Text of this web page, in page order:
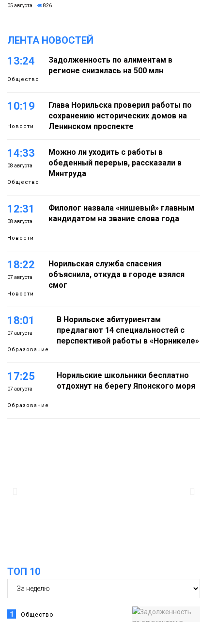
05 августа 826
ЛЕНТА НОВОСТЕЙ
13:24
Общество
Задолженность по алиментам в
регионе снизилась на 500 млн
10:19
Новости
Глава Норильска проверил работы по
сохранению исторических домов на
Ленинском проспекте
14:33
08 августа
Общество
Можно ли уходить с работы в
обеденный перерыв, рассказали в
Минтруда
12:31
08 августа
Новости
Филолог назвала «нишевый» главным
кандидатом на звание слова года
18:22
07 августа
Новости
Норильская служба спасения
объяснила, откуда в городе взялся
смог
18:01
07 августа
Образование
В Норильске абитуриентам
предлагают 14 специальностей с
перспективой работы в «Норникеле»
17:25
07 августа
Образование
Норильские школьники бесплатно
отдохнут на берегу Японского моря
Спорт
ТОП 10
1 Общество